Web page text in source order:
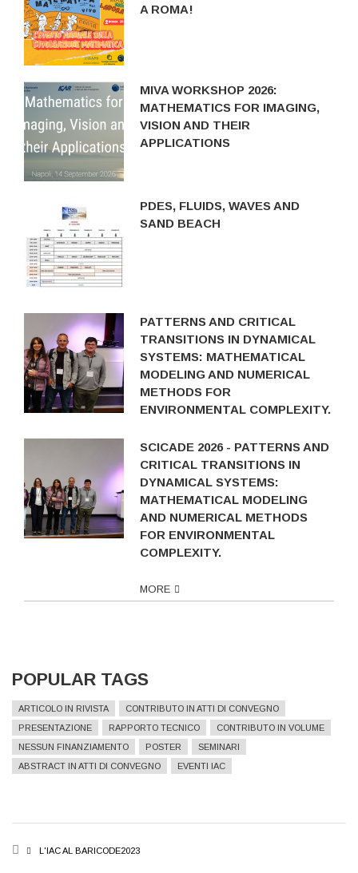
A ROMA!
MIVA WORKSHOP 2026:
MATHEMATICS FOR IMAGING,
VISION AND THEIR
APPLICATIONS
PDES, FLUIDS, WAVES AND
SAND BEACH
PATTERNS AND CRITICAL
TRANSITIONS IN DYNAMICAL
SYSTEMS: MATHEMATICAL
MODELING AND NUMERICAL
METHODS FOR
ENVIRONMENTAL COMPLEXITY.
SCICADE 2026 - PATTERNS AND
CRITICAL TRANSITIONS IN
DYNAMICAL SYSTEMS:
MATHEMATICAL MODELING
AND NUMERICAL METHODS
FOR ENVIRONMENTAL
COMPLEXITY.
MORE
POPULAR TAGS
ARTICOLO IN RIVISTA
CONTRIBUTO IN ATTI DI CONVEGNO
PRESENTAZIONE
RAPPORTO TECNICO
CONTRIBUTO IN VOLUME
NESSUN FINANZIAMENTO
POSTER
SEMINARI
ABSTRACT IN ATTI DI CONVEGNO
EVENTI IAC
BREADCRUMB
L'IAC AL BARICODE2023